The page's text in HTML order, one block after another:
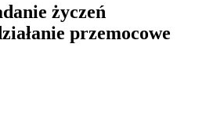
życzeń
przemocowe